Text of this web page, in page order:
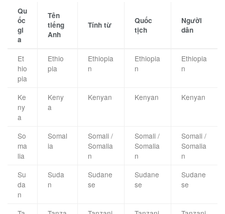
Qu
ốc
gi
a
Tên
tiếng
Anh
Tính từ
Quốc
tịch
Người
dân
Et
hio
pia
Ethio
pia
Ethiopia
n
Ethiopia
n
Ethiopia
n
Ke
ny
a
Keny
a
Kenyan Kenyan Kenyan
So
ma
lia
Somal
ia
Somali /
Somalia
n
Somali /
Somalia
n
Somali /
Somalia
n
Su
da
n
Suda
n
Sudane
se
Sudane
se
Sudane
se